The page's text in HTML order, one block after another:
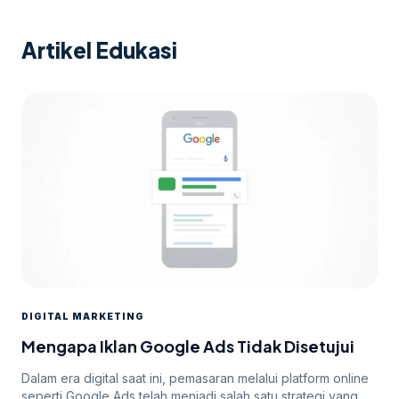
Artikel Edukasi
DIGITAL MARKETING
Mengapa Iklan Google Ads Tidak Disetujui
Dalam era digital saat ini, pemasaran melalui platform online
seperti Google Ads telah menjadi salah satu strategi yang